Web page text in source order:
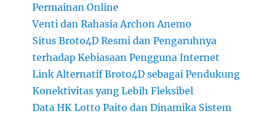
Permainan Online
Venti dan Rahasia Archon Anemo
Situs Broto4D Resmi dan Pengaruhnya
terhadap Kebiasaan Pengguna Internet
Link Alternatif Broto4D sebagai Pendukung
Konektivitas yang Lebih Fleksibel
Data HK Lotto Paito dan Dinamika Sistem